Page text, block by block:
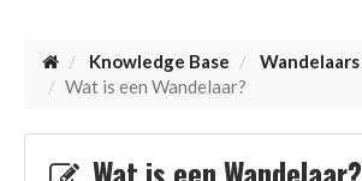
Knowledge Base
Wandelaars
Wat is een Wandelaar?